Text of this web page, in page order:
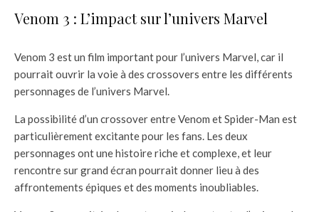
Venom 3 : L’impact sur l’univers Marvel
Venom 3 est un film important pour l’univers Marvel, car il
pourrait ouvrir la voie à des crossovers entre les différents
personnages de l’univers Marvel.
La possibilité d’un crossover entre Venom et Spider-Man est
particulièrement excitante pour les fans. Les deux
personnages ont une histoire riche et complexe, et leur
rencontre sur grand écran pourrait donner lieu à des
affrontements épiques et des moments inoubliables.